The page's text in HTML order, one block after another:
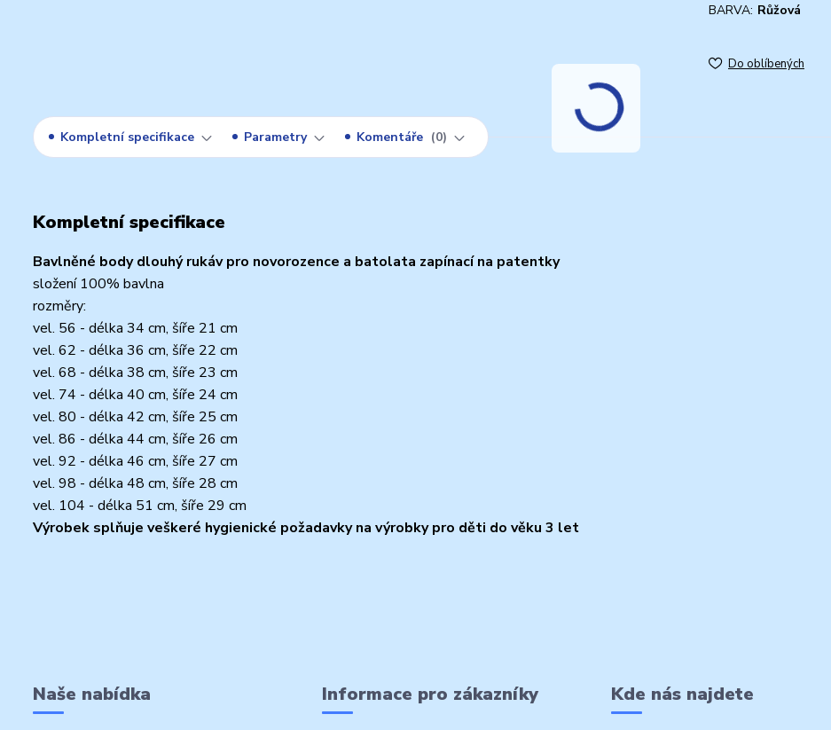
BARVA: Růžová
Do oblíbených
Kompletní specifikace Parametry Komentáře 0
Kompletní specifikace
Bavlněné body dlouhý rukáv pro novorozence a batolata zapínací na patentky
složení 100% bavlna
rozměry:
vel. 56 - délka 34 cm, šíře 21 cm
vel. 62 - délka 36 cm, šíře 22 cm
vel. 68 - délka 38 cm, šíře 23 cm
vel. 74 - délka 40 cm, šíře 24 cm
vel. 80 - délka 42 cm, šíře 25 cm
vel. 86 - délka 44 cm, šíře 26 cm
vel. 92 - délka 46 cm, šíře 27 cm
vel. 98 - délka 48 cm, šíře 28 cm
vel. 104 - délka 51 cm, šíře 29 cm
Výrobek splňuje veškeré hygienické požadavky na výrobky pro děti do věku 3 let
Naše nabídka Informace pro zákazníky Kde nás najdete